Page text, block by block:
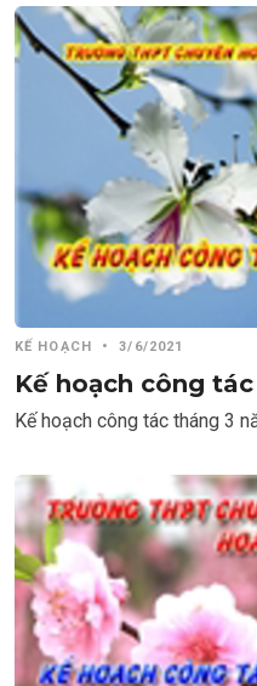
KẾ HOẠCH • 3/6/2021
Kế hoạch công
Kế hoạch công tác tháng 3